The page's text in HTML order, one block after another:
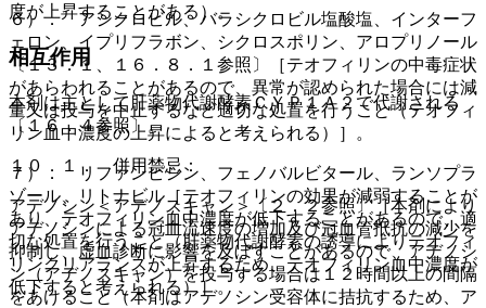
６）． アシクロビル、バラシクロビル塩酸塩、インターフ
ェロン、イプリフラボン、シクロスポリン、アロプリノール
〔１３．１、１６．８．１参照〕［テオフィリンの中毒症状
があらわれることがあるので、異常が認められた場合には減
量又は投与を中止するなど適切な処置を行うこと（テオフィ
リン血中濃度の上昇によると考えられる）］。
７）． リファンピシン、フェノバルビタール、ランソプラ
ゾール、リトナビル［テオフィリンの効果が減弱することが
あり、テオフィリン血中濃度が低下することがあるので、適
切な処置を行うこと（肝薬物代謝酵素の誘導によりテオフィ
リンクリアランスが上昇するため、テオフィリン血中濃度が
低下すると考えられる）］。
度が上昇することがある）。
相互作用
本剤は主として肝薬物代謝酵素ＣＹＰ１Ａ２で代謝される
〔１６．４参照〕。
１０．１． 併用禁忌：
アデノシン＜アデノスキャン＞〔２．２参照〕［本剤により
アデノシンによる冠血流速度の増加及び冠血管抵抗の減少を
抑制し、虚血診断に影響を及ぼすことがあるので、アデノシ
ン（アデノスキャン）を投与する場合は１２時間以上の間隔
をあけること（本剤はアデノシン受容体に拮抗するため、ア